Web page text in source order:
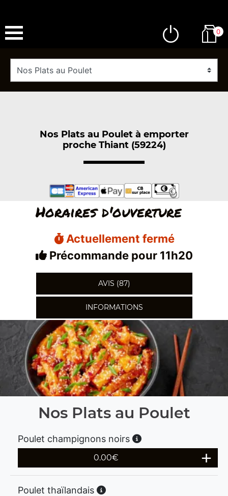
0
Nos Plats au Poulet à emporter
proche Thiant (59224)
Horaires d'ouverture
Actuellement fermé
Précommande pour 11h20
AVIS (87)
INFORMATIONS
Nos Plats au Poulet
Poulet champignons noirs
0.00€
Poulet thaïlandais